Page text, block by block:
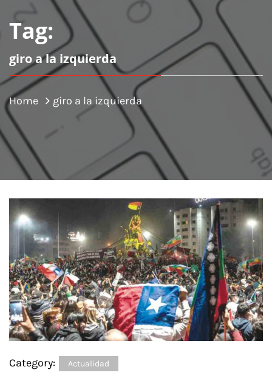
Tag:
giro a la izquierda
Home giro a la izquierda
Category: Actualidad